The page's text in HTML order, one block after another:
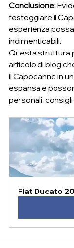
Conclusione:
festeggiare il
esperienza
indimenticabili.
Questa struttura
articolo di blog
il Capodanno in
espansa e
personali,
Fiat Ducato